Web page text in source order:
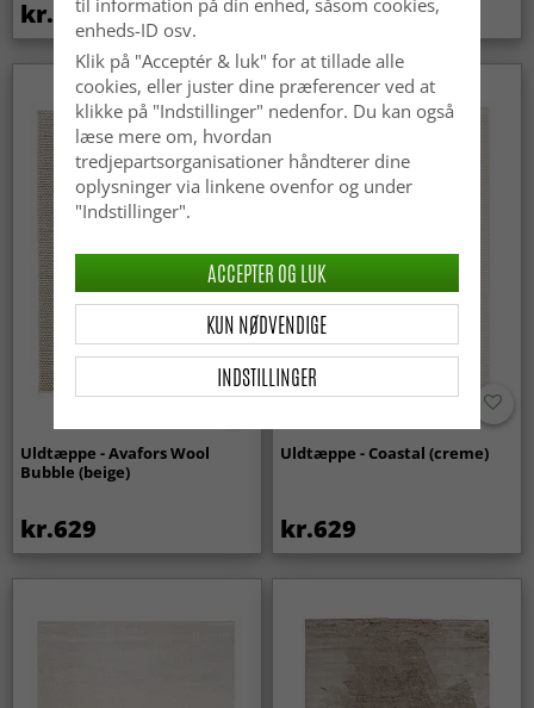
kr.259 kr.119
Uldtæppe - Avafors Wool
Bubble (beige)
kr.629
Uldtæppe - Coastal (creme)
kr.629
til information på din enhed, såsom cookies,
enheds-ID osv.
Klik på "Acceptér & luk" for at tillade alle
cookies, eller juster dine præferencer ved at
klikke på "Indstillinger" nedenfor. Du kan også
læse mere om, hvordan
tredjepartsorganisationer håndterer dine
oplysninger via linkene ovenfor og under
"Indstillinger".
INDSTILLINGER
KUN NØDVENDIGE
ACCEPTER OG LUK